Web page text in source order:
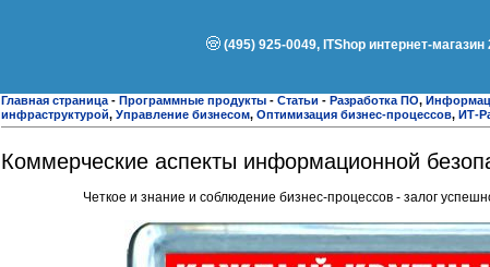
(495) 925-0049, ITShop интернет-
Главная страница - Программные продукты - Статьи - Разработка ПО,
инфраструктурой, Управление бизнесом, Оптимизация бизнес-процессов, ИТ-
Коммерческие аспекты информационной
Четкое и знание и соблюдение бизнес-процессов - залог